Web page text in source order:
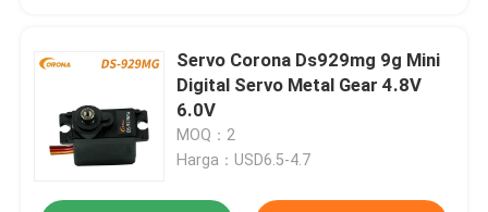
Servo Corona Ds929mg 9g Mini
Digital Servo Metal Gear 4.8V
6.0V
MOQ：2
Harga：USD6.5-4.7